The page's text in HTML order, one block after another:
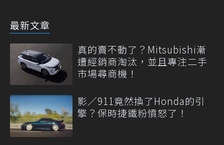
最新文章
真的賣不動了？Mitsubishi漸
遭經銷商淘汰，並且專注二手
市場尋商機！
影／911竟然換了Honda的引
擎？保時捷鐵粉憤怒了！